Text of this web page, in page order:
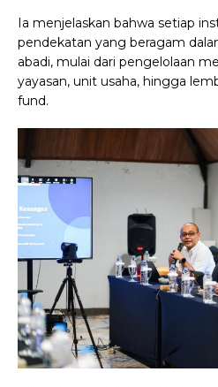
Ia menjelaskan bahwa setiap
pendekatan yang beragam
abadi, mulai dari pengelolaan
yayasan, unit usaha, hingga
fund.